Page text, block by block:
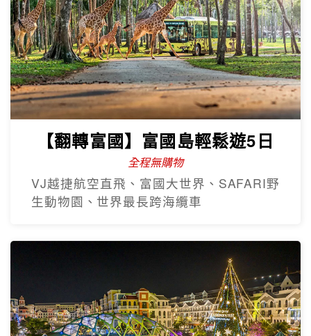
【翻轉富國】富國島輕鬆遊5日
全程無購物
VJ越捷航空直飛、富國大世界、SAFARI野
生動物園、世界最長跨海纜車